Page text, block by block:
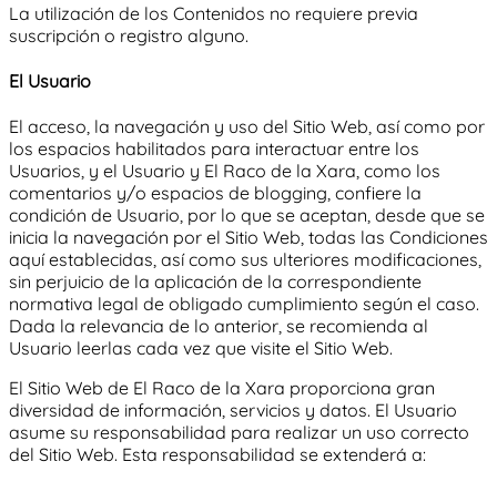
La utilización de los Contenidos no requiere previa
suscripción o registro alguno.
El Usuario
El acceso, la navegación y uso del Sitio Web, así como por
los espacios habilitados para interactuar entre los
Usuarios, y el Usuario y El Raco de la Xara, como los
comentarios y/o espacios de blogging, confiere la
condición de Usuario, por lo que se aceptan, desde que se
inicia la navegación por el Sitio Web, todas las Condiciones
aquí establecidas, así como sus ulteriores modificaciones,
sin perjuicio de la aplicación de la correspondiente
normativa legal de obligado cumplimiento según el caso.
Dada la relevancia de lo anterior, se recomienda al
Usuario leerlas cada vez que visite el Sitio Web.
El Sitio Web de El Raco de la Xara proporciona gran
diversidad de información, servicios y datos. El Usuario
asume su responsabilidad para realizar un uso correcto
del Sitio Web. Esta responsabilidad se extenderá a: